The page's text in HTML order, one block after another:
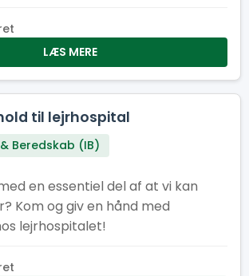
LÆS MERE
til lejrhospital
Beredskab (IB)
en essentiel del af at vi kan
Kom og giv en hånd med
lejrhospitalet!